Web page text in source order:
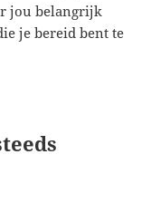
jou belangrijk
je bereid bent te